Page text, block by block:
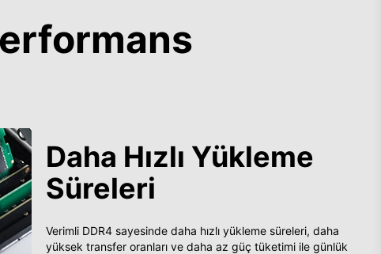
Daha Hızlı Yükleme
Süreleri
Verimli DDR4 sayesinde daha hızlı yükleme süreleri, daha
yüksek transfer oranları ve daha az güç tüketimi ile günlük